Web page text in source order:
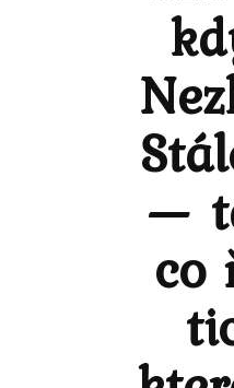
—
co